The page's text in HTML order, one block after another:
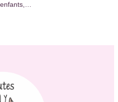
enfants,…